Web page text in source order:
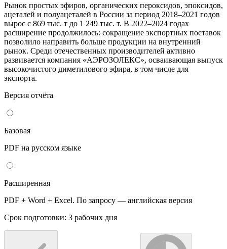
Рынок простых эфиров, органических пероксидов, эпоксидов,
ацеталей и полуацеталей в России за период 2018–2021 годов
вырос с 869 тыс. т до 1 249 тыс. т. В 2022–2024 годах
расширение продолжилось: сокращение экспортных поставок
позволило направить больше продукции на внутренний
рынок. Среди отечественных производителей активно
развивается компания «АЭРОЗОЛЕКС», осваивающая выпуск
высокочистого диметилового эфира, в том числе для
экспорта.
Версия отчёта
Базовая
PDF на русском языке
Расширенная
PDF + Word + Excel. По запросу — английская версия
Срок подготовки: 3 рабочих дня